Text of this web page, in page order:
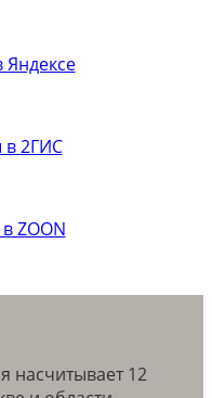
Яндексе
в 2ГИС
ZOON
насчитывает 12